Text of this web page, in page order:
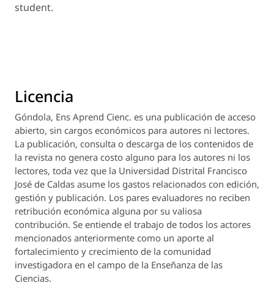
student.
Licencia
Góndola, Ens Aprend Cienc. es una publicación de acceso
abierto, sin cargos económicos para autores ni lectores.
La publicación, consulta o descarga de los contenidos de
la revista no genera costo alguno para los autores ni los
lectores, toda vez que la Universidad Distrital Francisco
José de Caldas asume los gastos relacionados con edición,
gestión y publicación. Los pares evaluadores no reciben
retribución económica alguna por su valiosa
contribución. Se entiende el trabajo de todos los actores
mencionados anteriormente como un aporte al
fortalecimiento y crecimiento de la comunidad
investigadora en el campo de la Enseñanza de las
Ciencias.